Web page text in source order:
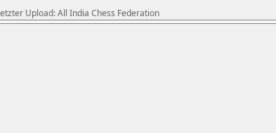
Upload: All India Chess Federation